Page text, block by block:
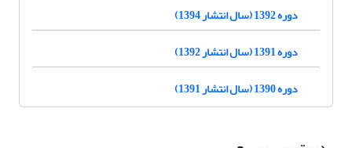
دوره 1392 (سال انتشار 1394)
دوره 1391 (سال انتشار 1392)
دوره 1390 (سال انتشار 1391)